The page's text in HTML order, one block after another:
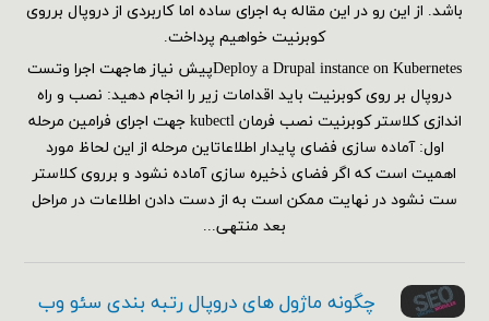
باشد. از این رو در این مقاله به اجرای ساده اما کاربردی از دروپال برروی
کوبرنیت خواهیم پرداخت.
Deploy a Drupal instance on Kubernetesپیش نیاز هاجهت اجرا وتست
دروپال بر روی کوبرنیت باید اقدامات زیر را انجام دهید: نصب و راه
اندازی کلاستر کوبرنیت نصب فرمان kubectl جهت اجرای فرامین مرحله
اول: آماده سازی فضای پایدار اطلاعاتاین مرحله از این لحاظ مورد
اهمیت است که اگر فضای ذخیره سازی آماده نشود و برروی کلاستر
ست نشود در نهایت ممکن است به از دست دادن اطلاعات در مراحل
بعد منتهی...
چگونه ماژول های دروپال رتبه بندی سئو وب